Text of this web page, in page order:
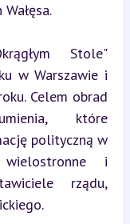
Stole"
w Warszawie i
Celem obrad
które
polityczną w
i
rządu,